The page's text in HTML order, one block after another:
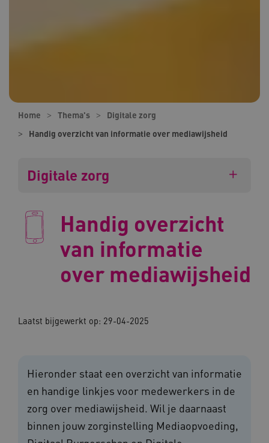
Home Thema's
Digitale zorg
Handig overzicht van informatie over mediawijsheid
Digitale zorg
Handig overzicht
van informatie
over mediawijsheid
Laatst bijgewerkt op: 29-04-2025
Hieronder staat een overzicht van informatie
en handige linkjes voor medewerkers in de
zorg over mediawijsheid. Wil je daarnaast
binnen jouw zorginstelling Mediaopvoeding,